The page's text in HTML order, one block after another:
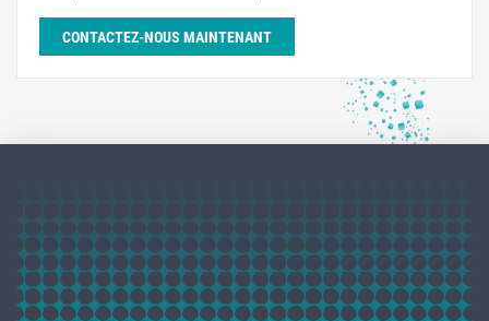
CONTACTEZ-NOUS MAINTENANT